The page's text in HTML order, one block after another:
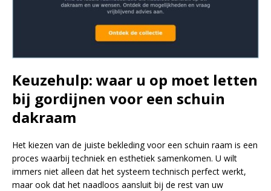
Keuzehulp: waar u op moet letten
bij gordijnen voor een schuin
dakraam
Het kiezen van de juiste bekleding voor een schuin raam is een
proces waarbij techniek en esthetiek samenkomen. U wilt
immers niet alleen dat het systeem technisch perfect werkt,
maar ook dat het naadloos aansluit bij de rest van uw